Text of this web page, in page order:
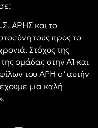
ΑΡΗΣ και το
τους προς το
Στόχος της
ομάδας στην Α1 και
του ΑΡΗ σ’ αυτήν
μια καλή